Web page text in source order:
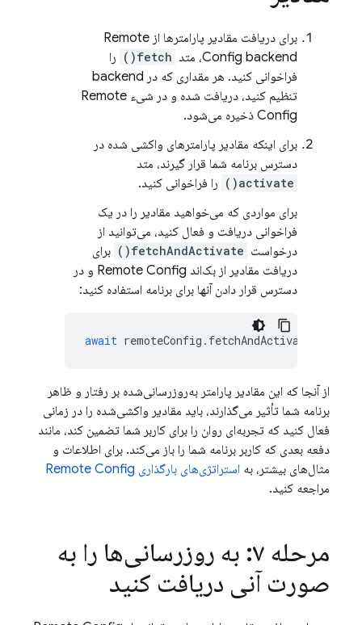
برای دریافت مقادیر پارامترها از Remote
Config backend، متد
fetch()
را
فراخوانی کنید. هر مقداری که در backend
تنظیم کنید، دریافت شده و در شیء Remote
Config ذخیره می‌شود.
برای اینکه مقادیر پارامترهای واکشی شده در
دسترس برنامه شما قرار گیرند، متد
activate()
را فراخوانی کنید.
برای مواردی که می‌خواهید مقادیر را در یک
فراخوانی دریافت و فعال کنید، می‌توانید از
درخواست fetchAndActivate()
برای
دریافت مقادیر از بک‌اند Remote Config و در
دسترس قرار دادن آنها برای برنامه استفاده کنید:
await remoteConfig . fetchAndActivate
از آنجا که این مقادیر پارامتر به‌روزرسانی‌شده بر رفتار و ظاهر
برنامه شما تأثیر می‌گذارند، باید مقادیر واکشی‌شده را در زمانی
فعال کنید که تجربه‌ای روان را برای کاربر شما تضمین کند، مانند
دفعه بعدی که کاربر برنامه شما را باز می‌کند. برای اطلاعات و
مثال‌های بیشتر، به استراتژی‌های بارگذاری Remote Config
مراجعه کنید.
مرحله ۷: به روزرسانی‌ها را به
صورت آنی دریافت کنید